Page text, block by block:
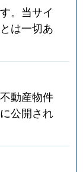
。当サイ
は一切あ
動産物件
公開され